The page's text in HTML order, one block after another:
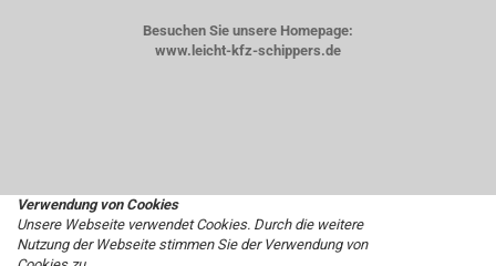
Verwendung von Cookies
Unsere Webseite verwendet Cookies. Durch die weitere
Nutzung der Webseite stimmen Sie der Verwendung von
Besuchen Sie unsere Homepage:
www.leicht-kfz-schippers.de